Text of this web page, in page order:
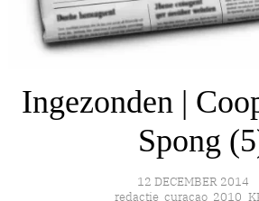
Ingezonden |
Spong
12 DECEMBER 2014